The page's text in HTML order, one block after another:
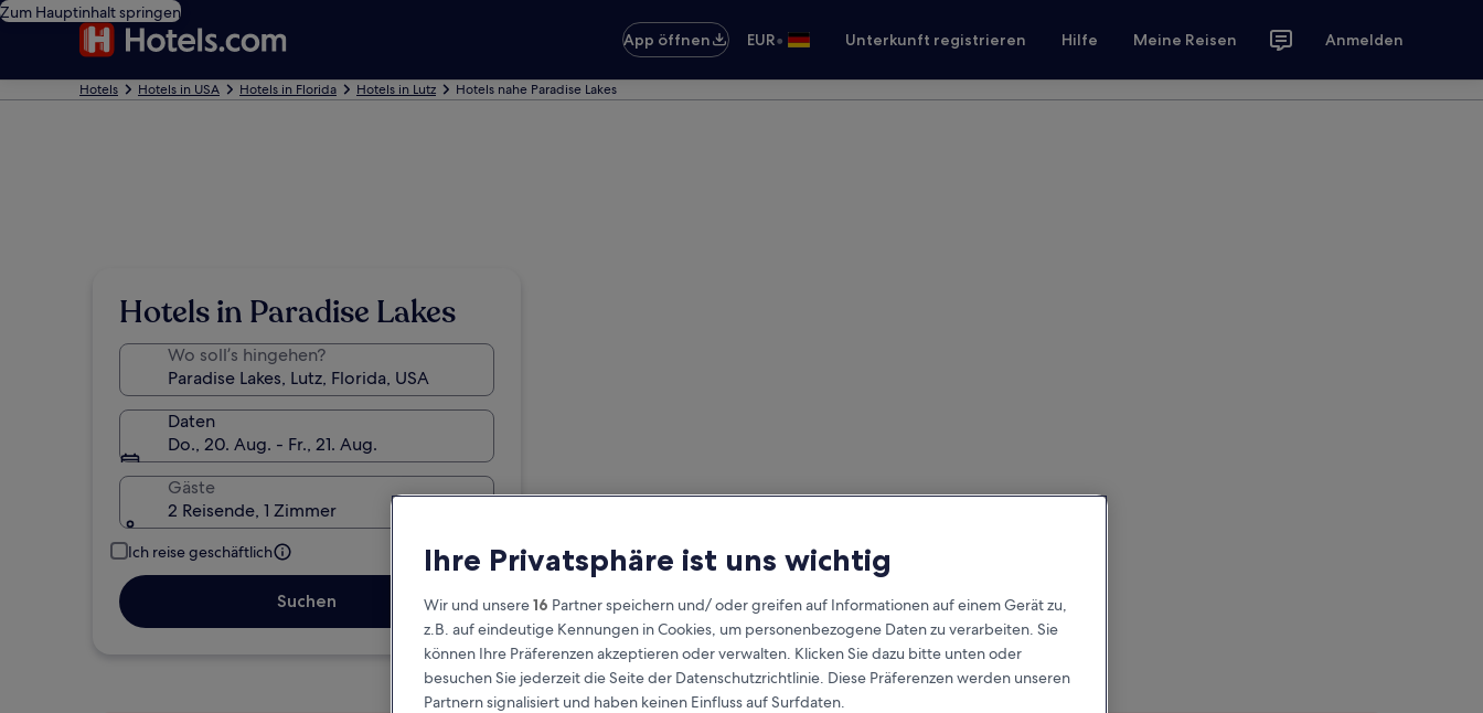
Zum Hauptinhalt springen
App öffnen
EUR• Unterkunft registrieren Hilfe Meine Reisen Anmelden
Hotels Hotels in USA Hotels in Florida Hotels in Lutz Hotels nahe Paradise Lakes
Hotels in Paradise Lakes
Wo soll’s hingehen?
Daten
Do., 20. Aug. - Fr., 21. Aug.
Gäste
2 Reisende, 1 Zimmer
Ich reise geschäftlich
Suchen
Ihre Privatsphäre ist uns wichtig
Wir und unsere16 Partner speichern und/ oder greifen auf Informationen auf einem Gerät zu,
z.B. auf eindeutige Kennungen in Cookies, um personenbezogene Daten zu verarbeiten. Sie
können Ihre Präferenzen akzeptieren oder verwalten. Klicken Sie dazu bitte unten oder
besuchen Sie jederzeit die Seite der Datenschutzrichtlinie. Diese Präferenzen werden unseren
Partnern signalisiert und haben keinen Einfluss auf Surfdaten.